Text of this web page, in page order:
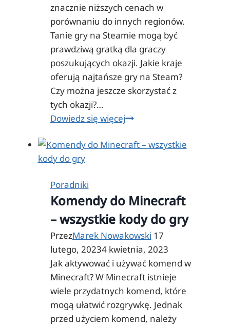
znacznie niższych cenach w
porównaniu do innych regionów.
Tanie gry na Steamie mogą być
prawdziwą gratką dla graczy
poszukujących okazji. Jakie kraje
oferują najtańsze gry na Steam?
Czy można jeszcze skorzystać z
tych okazji?…
Dowiedz się więcejW
kraju
na
Steam?
Poradniki
Komendy do Minecraft
– wszystkie kody do gry
PrzezMarek Nowakowski 17
lutego, 20234 kwietnia, 2023
Jak aktywować i używać komend w
Minecraft? W Minecraft istnieje
wiele przydatnych komend, które
mogą ułatwić rozgrywkę. Jednak
przed użyciem komend, należy